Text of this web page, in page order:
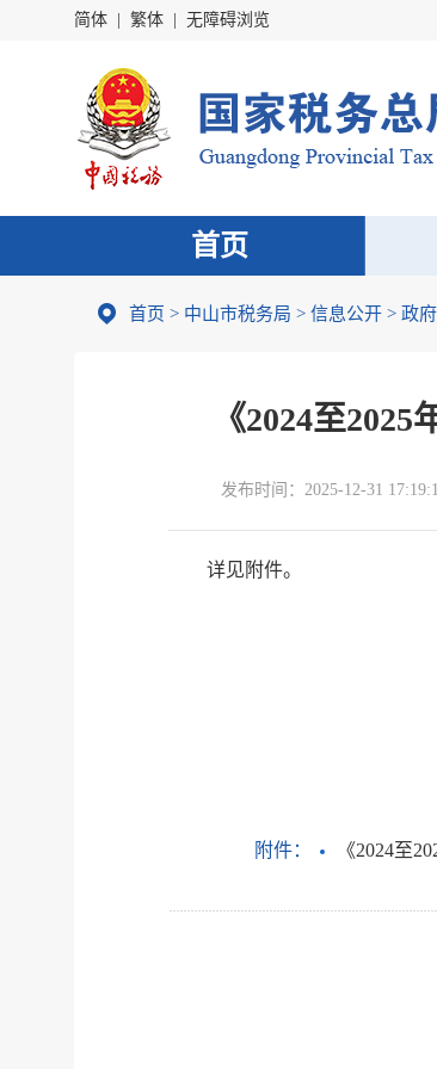
简体 繁体 无障碍浏览
首页
首页 > 中山市税务局 > 信息公开 > 政
《2024至
发布时间： 2025-12-31
详见附件。
附件： 《2024至